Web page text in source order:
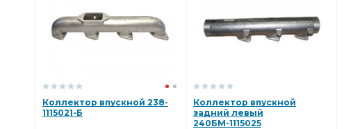
Коллектор впускной 238-
1115021-Б
Коллектор впускной
задний левый
240БМ-1115025